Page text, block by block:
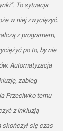
To sytuacja
w niej zwyciężyć.
z programem,
po to, by nie
Automatyzacja
zabieg
Przeciwko temu
z inkluzją
skończył się czas